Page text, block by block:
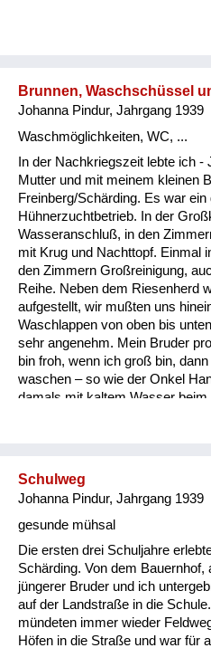
Brunnen, Waschschüssel
Johanna Pindur, Jahrgang 1939
Waschmöglichkeiten, WC, ...
In der Nachkriegszeit lebte ich
Mutter und mit meinem kleinen
Freinberg/Schärding. Es war
Hühnerzuchtbetrieb. In der
Wasseranschluß, in den
mit Krug und Nachttopf. Einmal
den Zimmern Großreinigung,
Reihe. Neben dem Riesenherd
aufgestellt, wir mußten uns
Waschlappen von oben bis
sehr angenehm. Mein Bruder
bin froh, wenn ich groß bin,
waschen – so wie der Onkel
damals mit kaltem Wasser beim
Ansonsten im Zimmer mit
vom seitlich eingebauten
Menschen am Ho...
Schulweg
Johanna Pindur, Jahrgang 1939
gesunde mühsal
Die ersten drei Schuljahre
Schärding. Von dem
jüngerer Bruder und ich
auf der Landstraße in die
mündeten immer wieder
Höfen in die Straße und war für